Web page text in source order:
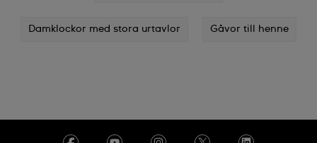
Damklockor med stora urtavlor Gåvor till henne